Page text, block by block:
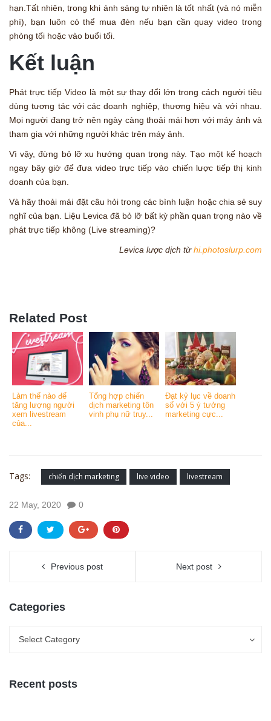
hạn.Tất nhiên, trong khi ánh sáng tự nhiên là tốt nhất (và nó miễn
phí), bạn luôn có thể mua đèn nếu bạn cần quay video trong
phòng tối hoặc vào buổi tối.
Kết luận
Phát trực tiếp Video là một sự thay đổi lớn trong cách người tiêu
dùng tương tác với các doanh nghiệp, thương hiệu và với nhau.
Mọi người đang trở nên ngày càng thoải mái hơn với máy ảnh và
tham gia với những người khác trên máy ảnh.
Vì vậy, đừng bỏ lỡ xu hướng quan trọng này. Tạo một kế hoạch
ngay bây giờ để đưa video trực tiếp vào chiến lược tiếp thị kinh
doanh của bạn.
Và hãy thoải mái đặt câu hỏi trong các bình luận hoặc chia sẻ suy
nghĩ của bạn. Liệu Levica đã bỏ lỡ bất kỳ phần quan trọng nào về
phát trực tiếp không (Live streaming)?
Levica lược dịch từhi.photoslurp.com
Related Post
Làm thế nào để
tăng lượng người
xem livestream
của...
Tổng hợp chiến
dịch marketing tôn
vinh phụ nữ truy...
Đạt kỷ lục về doanh
số với 5 ý tưởng
marketing cực...
Tags: chiến dịch marketing live video livestream
22 May, 2020 0
Previous post Next post
Categories
Select Category
Recent posts